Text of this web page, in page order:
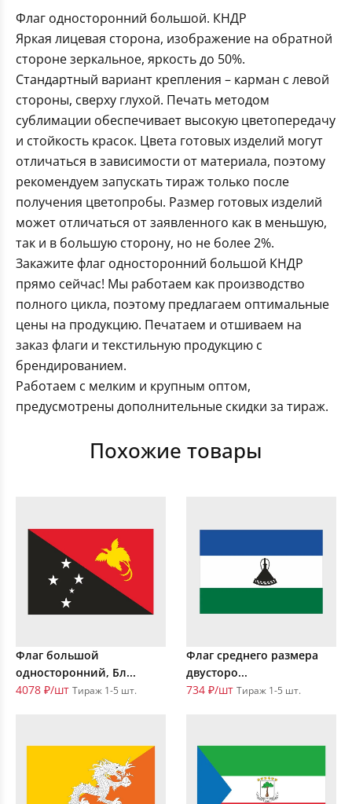
Флаг односторонний большой. КНДР
Яркая лицевая сторона, изображение на обратной
стороне зеркальное, яркость до 50%.
Стандартный вариант крепления – карман с левой
стороны, сверху глухой. Печать методом
сублимации обеспечивает высокую цветопередачу
и стойкость красок. Цвета готовых изделий могут
отличаться в зависимости от материала, поэтому
рекомендуем запускать тираж только после
получения цветопробы. Размер готовых изделий
может отличаться от заявленного как в меньшую,
так и в большую сторону, но не более 2%.
Закажите флаг односторонний большой КНДР
прямо сейчас! Мы работаем как производство
полного цикла, поэтому предлагаем оптимальные
цены на продукцию. Печатаем и отшиваем на
заказ флаги и текстильную продукцию с
брендированием.
Работаем с мелким и крупным оптом,
предусмотрены дополнительные скидки за тираж.
Похожие товары
Флаг большой
односторонний, Бл...
4078 ₽/шт Тираж 1-5 шт.
Флаг среднего размера
двусторо...
734 ₽/шт Тираж 1-5 шт.